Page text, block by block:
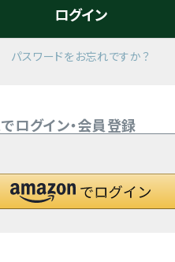
ログイン
パスワードをお忘れですか？
ログイン・会員登録